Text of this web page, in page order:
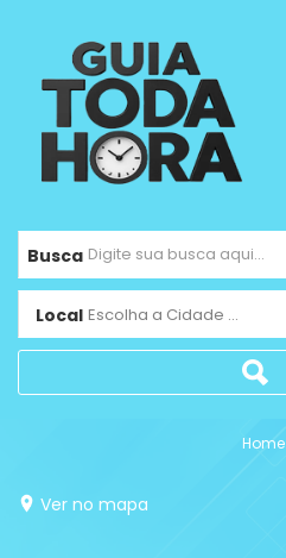
Busca
Local Escolha a Cidade ...
Home
Ver no mapa